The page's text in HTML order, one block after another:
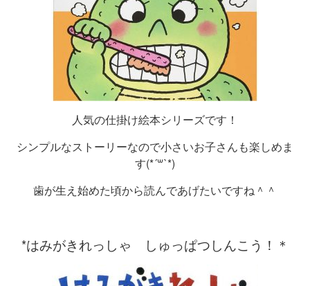
人気の仕掛け絵本シリーズです！
シンプルなストーリーなので小さいお子さんも楽しめま
す(*´꒳`*)
歯が生え始めた頃から読んであげたいですね＾＾
*はみがきれっしゃ しゅっぱつしんこう！＊